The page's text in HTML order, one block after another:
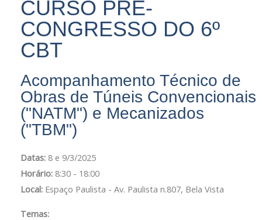
CURSO PRÉ-
CONGRESSO DO 6º
CBT
Acompanhamento Técnico de
Obras de Túneis Convencionais
("NATM") e Mecanizados
("TBM")
Datas: 8 e 9/3/2025
Horário: 8:30 - 18:00
Local: Espaço Paulista - Av. Paulista n.807, Bela Vista
Temas: